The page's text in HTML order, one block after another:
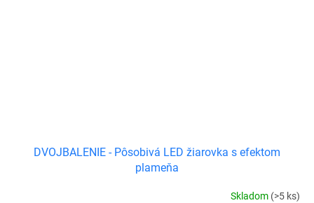
DVOJBALENIE - Pôsobivá LED žiarovka s efektom
plameňa
Skladom (>5 ks)